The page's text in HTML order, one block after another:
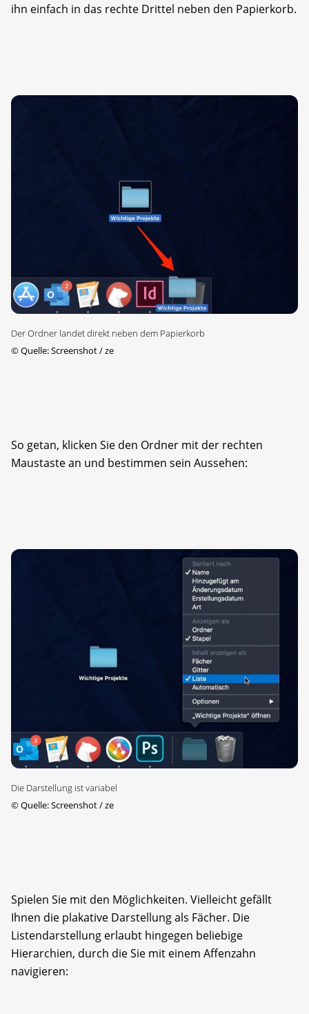
ihn einfach in das rechte Drittel neben den Papierkorb.
Der Ordner landet direkt neben dem Papierkorb
©Quelle: Screenshot / ze
So getan, klicken Sie den Ordner mit der rechten
Maustaste an und bestimmen sein Aussehen:
Die Darstellung ist variabel
©Quelle: Screenshot / ze
Spielen Sie mit den Möglichkeiten. Vielleicht gefällt
Ihnen die plakative Darstellung als Fächer. Die
Listendarstellung erlaubt hingegen beliebige
Hierarchien, durch die Sie mit einem Affenzahn
navigieren: